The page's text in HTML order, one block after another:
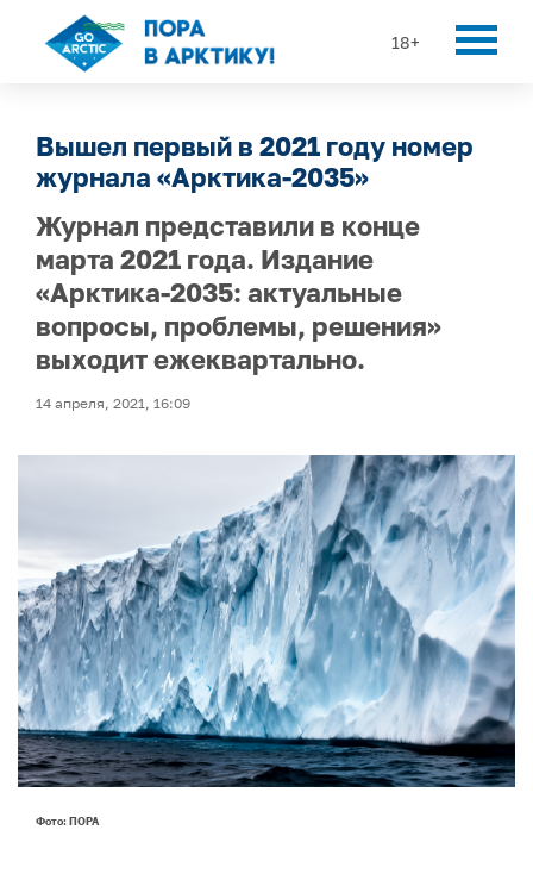
18+
Вышел первый в 2021 году номер
журнала «Арктика-2035»
Журнал представили в конце
марта 2021 года. Издание
«Арктика-2035: актуальные
вопросы, проблемы, решения»
выходит ежеквартально.
14 апреля, 2021, 16:09
Фото: ПОРА